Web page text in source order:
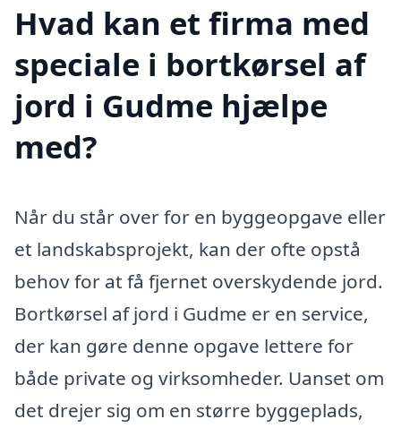
Hvad kan et firma med
speciale i bortkørsel af
jord i Gudme hjælpe
med?
Når du står over for en byggeopgave eller
et landskabsprojekt, kan der ofte opstå
behov for at få fjernet overskydende jord.
Bortkørsel af jord i Gudme er en service,
der kan gøre denne opgave lettere for
både private og virksomheder. Uanset om
det drejer sig om en større byggeplads,